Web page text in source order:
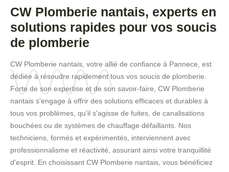
CW Plomberie nantais, experts en
solutions rapides pour vos soucis
de plomberie
CW Plomberie nantais, votre allié de confiance à Pannece, est
dédiée à résoudre rapidement tous vos soucis de plomberie.
Forte de son expertise et de son savoir-faire, CW Plomberie
nantais s'engage à offrir des solutions efficaces et durables à
tous vos problèmes, qu'il s'agisse de fuites, de canalisations
bouchées ou de systèmes de chauffage défaillants. Nos
techniciens, formés et expérimentés, interviennent avec
professionnalisme et réactivité, assurant ainsi votre tranquillité
d'esprit. En choisissant CW Plomberie nantais, vous bénéficiez